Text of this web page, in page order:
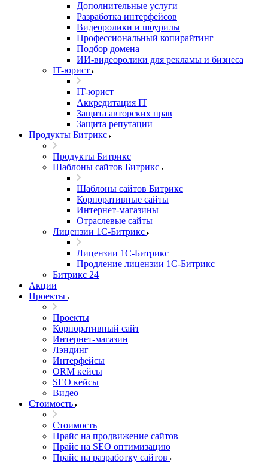
Дополнительные услуги
Разработка интерфейсов
Видеоролики и шоурилы
Профессиональный копирайтинг
Подбор домена
ИИ-видеоролики для рекламы и бизнеса
IT-юрист
IT-юрист
Аккредитация IT
Защита авторских прав
Защита репутации
Продукты Битрикс
Продукты Битрикс
Шаблоны сайтов Битрикс
Шаблоны сайтов Битрикс
Корпоративные сайты
Интернет-магазины
Отраслевые сайты
Лицензии 1С-Битрикс
Лицензии 1С-Битрикс
Продление лицензии 1С-Битрикс
Битрикс 24
Акции
Проекты
Проекты
Корпоративный сайт
Интернет-магазин
Лэндинг
Интерфейсы
ORM кейсы
SEO кейсы
Видео
Стоимость
Стоимость
Прайс на продвижение сайтов
Прайс на SEO оптимизацию
Прайс на разработку сайтов